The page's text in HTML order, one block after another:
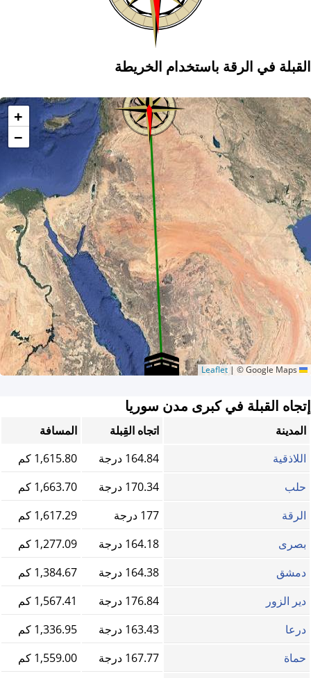
القبلة في الرقة باستخدام الخريطة
+
−
| © Google Maps
إتجاه القبلة في كبرى مدن سوريا
المدينة اتجاه القِبلة
المسافة
اللاذقية
164.84 درجة
1,615.80 كم
حلب
170.34 درجة
1,663.70 كم
الرقة
177 درجة
1,617.29 كم
بصرى
164.18 درجة
1,277.09 كم
دمشق
164.38 درجة
1,384.67 كم
دير الزور
176.84 درجة
1,567.41 كم
درعا
163.43 درجة
1,336.95 كم
حماة
167.77 درجة 1,559.00 كم